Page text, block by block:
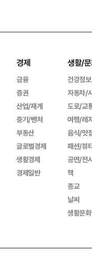
경제
금융
증권
산업/재계
중기/벤처
부동산
글로벌경제
생활경제
경제일반
생활/
건강정보
자동차/
도로/교
여행/레
음식/맛
패션/뷰
공연/전
책
종교
날씨
생활문